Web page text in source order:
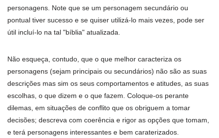
personagens. Note que se um personagem secundário ou
pontual tiver sucesso e se quiser utilizá-lo mais vezes, pode ser
útil incluí-lo na tal "bíblia" atualizada.
Não esqueça, contudo, que o que melhor caracteriza os
personagens (sejam principais ou secundários) não são as suas
descrições mas sim os seus comportamentos e atitudes, as suas
escolhas, o que dizem e o que fazem. Coloque-os perante
dilemas, em situações de conflito que os obriguem a tomar
decisões; descreva com coerência e rigor as opções que tomam,
e terá personagens interessantes e bem caraterizados.